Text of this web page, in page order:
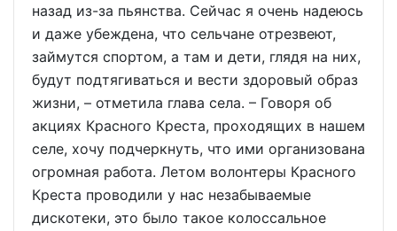
назад из-за пьянства. Сейчас я очень надеюсь
и даже убеждена, что сельчане отрезвеют,
займутся спортом, а там и дети, глядя на них,
будут подтягиваться и вести здоровый образ
жизни, – отметила глава села. – Говоря об
акциях Красного Креста, проходящих в нашем
селе, хочу подчеркнуть, что ими организована
огромная работа. Летом волонтеры Красного
Креста проводили у нас незабываемые
дискотеки, это было такое колоссальное